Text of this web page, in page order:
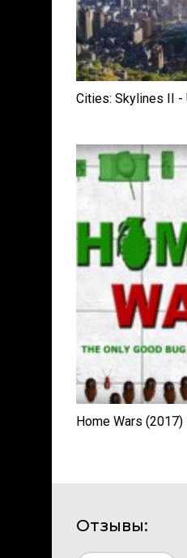
Cities: Skylines II -
Home Wars
Отзывы: